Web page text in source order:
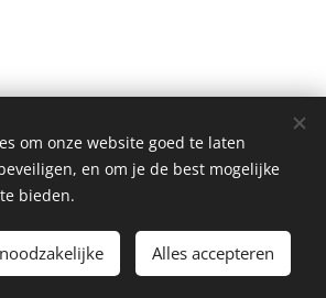
voorbehouden 2026
doorWebnode Cookies
om onze website goed te laten
en om je de best mogelijke
bieden.
Alles accepteren